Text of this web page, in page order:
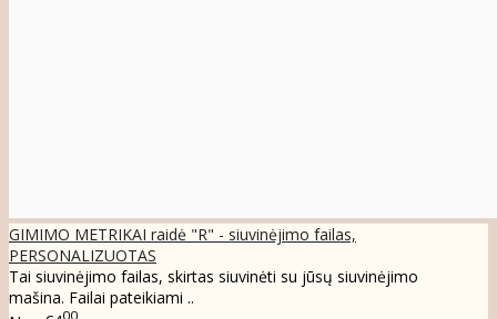
GIMIMO METRIKAI raidė "R" - siuvinėjimo failas,
PERSONALIZUOTAS
Tai siuvinėjimo failas, skirtas siuvinėti su jūsų siuvinėjimo
mašina. Failai pateikiami ..